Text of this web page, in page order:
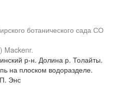
ботанического сада СО
Mackenr.
р-н. Долина р. Толайты.
на плоском водоразделе.
Энс